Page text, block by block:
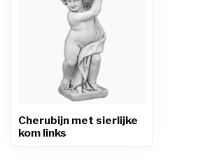
Cherubijn met sierlijke
kom links